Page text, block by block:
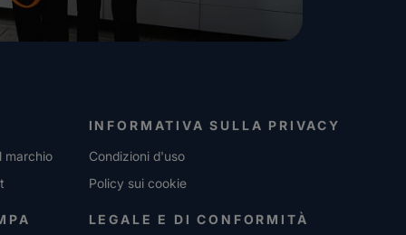
marchio
INFORMATIVA SULLA PRIVACY
Condizioni d'uso
Policy sui cookie
LEGALE E DI CONFORMITÀ